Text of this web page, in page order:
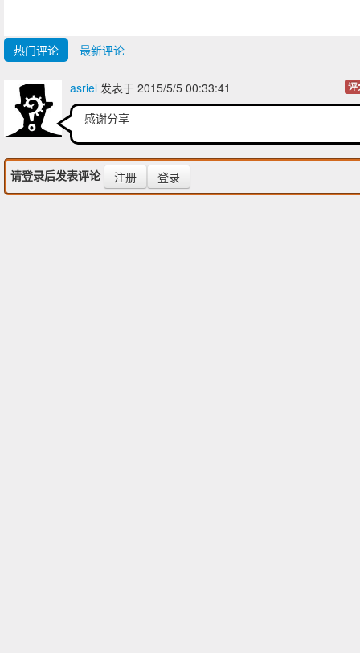
热门评论 最新评论
asriel 发表于 2015/5/5 00:33:41 评
感谢分享
请登录后发表评论 注册 登录